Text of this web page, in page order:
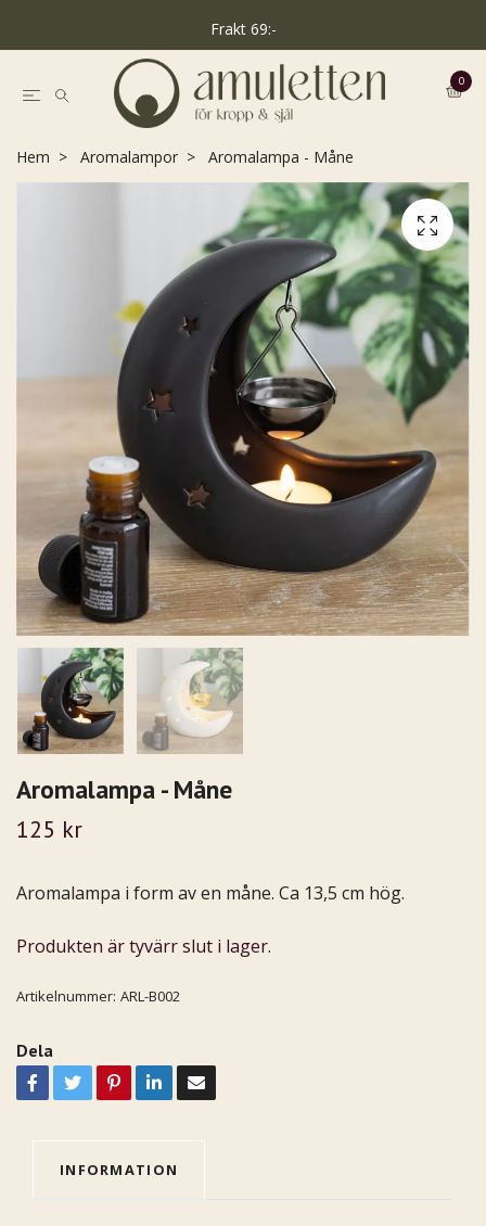
Frakt 69:-
0
Hem Aromalampor Aromalampa - Måne
Aromalampa - Måne
125 kr
Aromalampa i form av en måne. Ca 13,5 cm hög.
Produkten är tyvärr slut i lager.
Artikelnummer: ARL-B002
Dela
INFORMATION